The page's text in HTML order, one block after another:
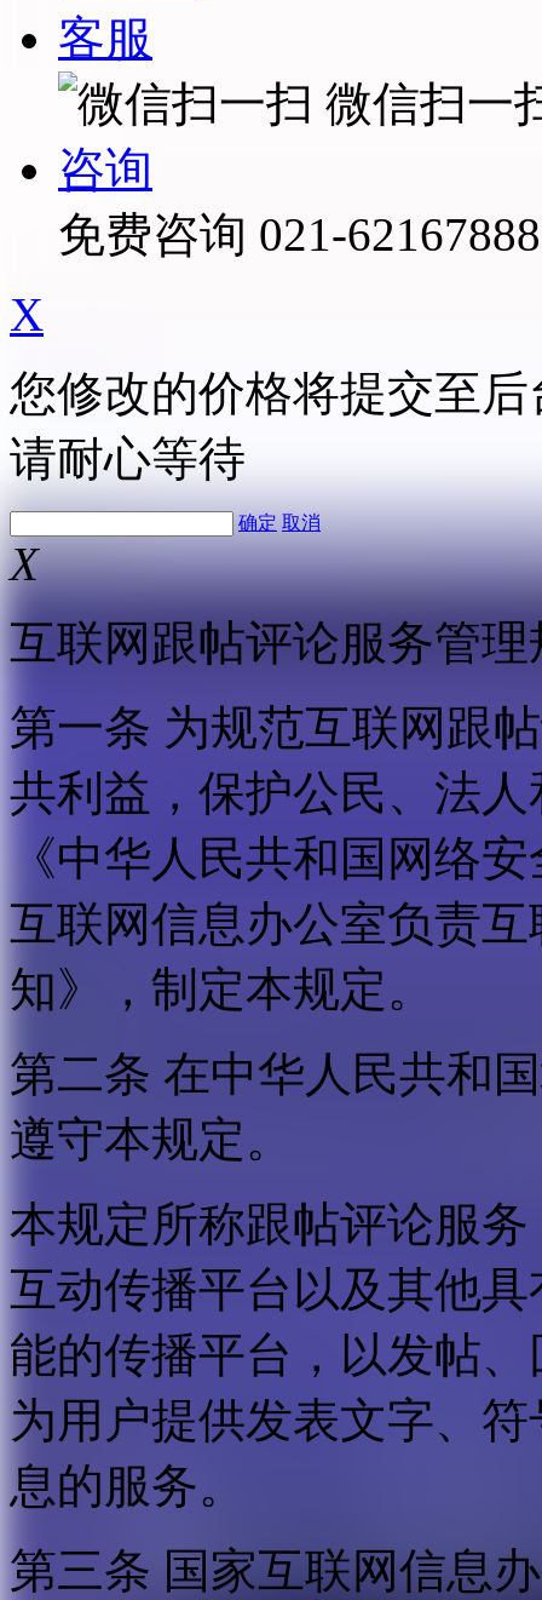
客服
微信扫一
咨询
免费咨询 021-62167888
X
您修改的价格将提交至
请耐心等待
确定 取消
X
互联网跟帖评论服务管理
第一条 为规范互联网跟
共利益，保护公民、法
《中华人民共和国网络
互联网信息办公室负责
知》，制定本规定。
第二条 在中华人民共和
遵守本规定。
本规定所称跟帖评论服
互动传播平台以及其他
能的传播平台，以发帖
为用户提供发表文字、
息的服务。
第三条 国家互联网信息